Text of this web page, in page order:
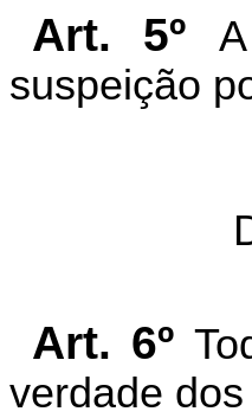
Art. 5º
suspeição
Art. 6º
verdade